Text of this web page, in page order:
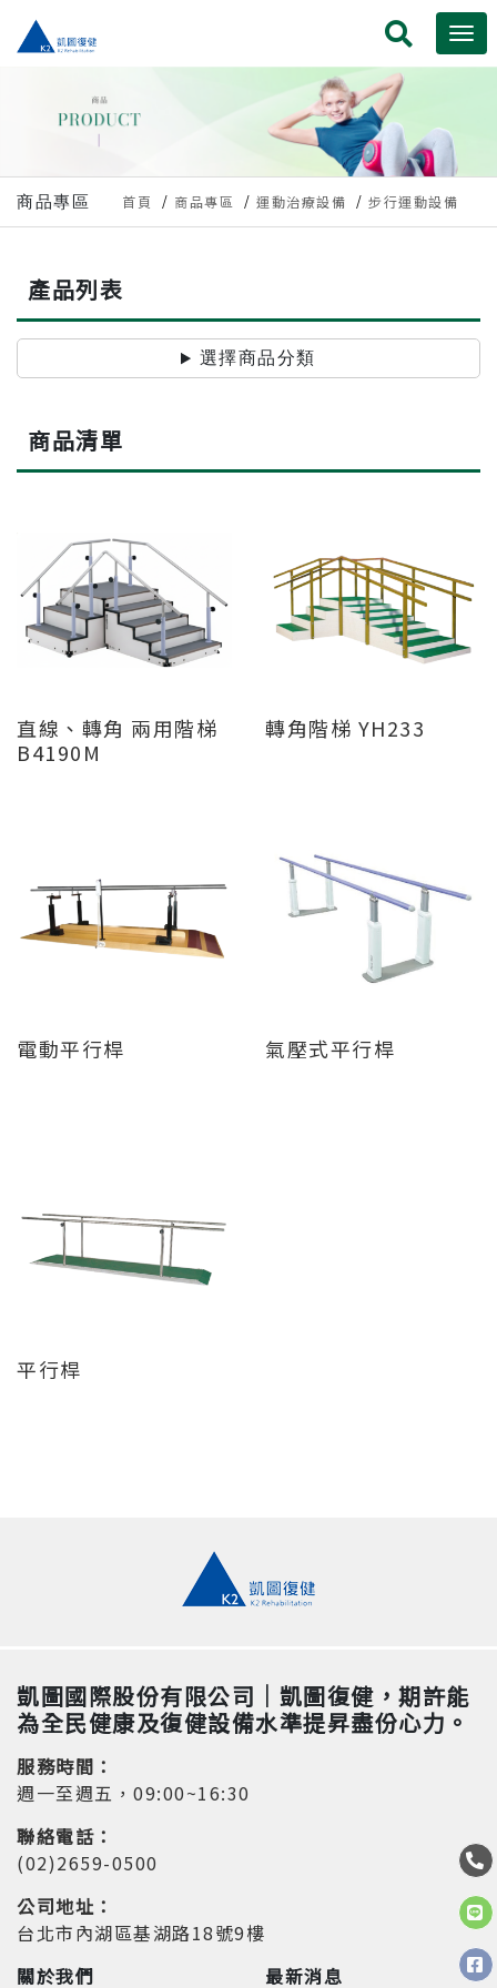
商品專區 首頁 商品專區 運動治療設備 步行運動設備
產品列表
選擇商品分類
商品清單
直線、轉角 兩用階梯
B4190M
轉角階梯 YH233
電動平行桿 氣壓式平行桿
平行桿
凱圖國際股份有限公司｜凱圖復健，期許能
為全民健康及復健設備水準提昇盡份心力。
服務時間：
週一至週五，09:00~16:30
聯絡電話：
(02)2659-0500
公司地址：
台北市內湖區基湖路18號9樓
關於我們
最新消息